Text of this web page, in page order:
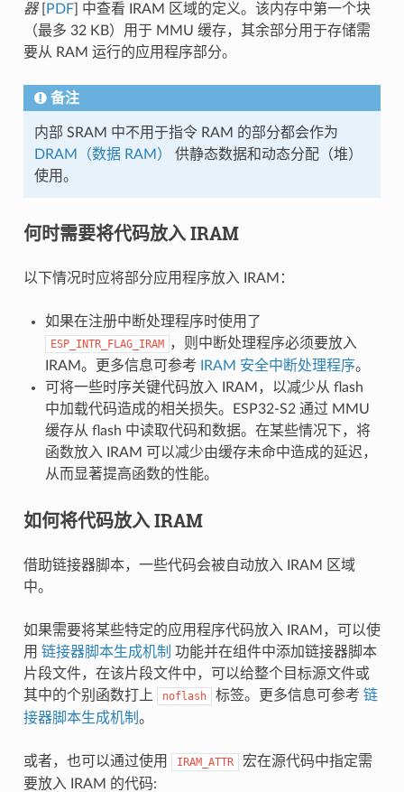
器[ PDF] 中查看 IRAM 区域的定义。该内存中第一个块
（最多 32 KB）用于 MMU 缓存，其余部分用于存储需
要从 RAM 运行的应用程序部分。
备注
内部 SRAM 中不用于指令 RAM 的部分都会作为
DRAM（数据 RAM）
供静态数据和动态分配（堆）
使用。
何时需要将代码放入 IRAM
以下情况时应将部分应用程序放入 IRAM：
如果在注册中断处理程序时使用了
ESP_INTR_FLAG_IRAM ，则中断处理程序必须要放入
IRAM。更多信息可参考
IRAM 安全中断处理程序。
可将一些时序关键代码放入 IRAM，以减少从 flash
中加载代码造成的相关损失。ESP32-S2 通过 MMU
缓存从 flash 中读取代码和数据。在某些情况下，将
函数放入 IRAM 可以减少由缓存未命中造成的延迟，
从而显著提高函数的性能。
如何将代码放入 IRAM
借助链接器脚本，一些代码会被自动放入 IRAM 区域
中。
如果需要将某些特定的应用程序代码放入 IRAM，可以使
用 链接器脚本生成机制 功能并在组件中添加链接器脚本
片段文件，在该片段文件中，可以给整个目标源文件或
其中的个别函数打上
noflash 标签。更多信息可参考 链
接器脚本生成机制 。
或者，也可以通过使用 IRAM_ATTR
宏在源代码中指定需
要放入 IRAM 的代码: